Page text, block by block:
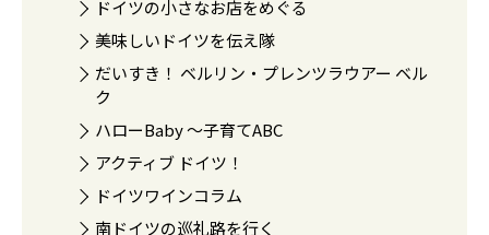
ドイツの小さなお店をめぐる
美味しいドイツを伝え隊
だいすき！ ベルリン・プレンツラウアー ベル
ク
ハローBaby 〜子育てABC
アクティブ ドイツ！
ドイツワインコラム
南ドイツの巡礼路を行く